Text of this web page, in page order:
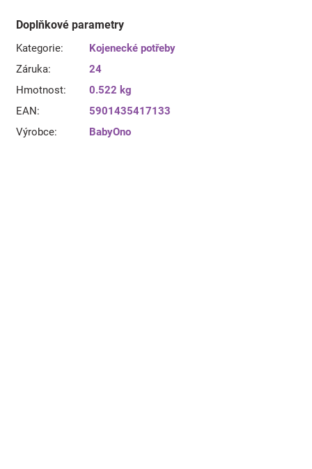
Doplňkové parametry
Kategorie:
Kojenecké potřeby
Záruka:
24
Hmotnost:
0.522 kg
EAN:
5901435417133
Výrobce: BabyOno